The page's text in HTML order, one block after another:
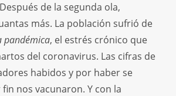
Después de la segunda ola,
más. La población sufrió de
pandémica, el estrés crónico que
del coronavirus. Las cifras de
habidos y por haber se
nos vacunaron. Y con la